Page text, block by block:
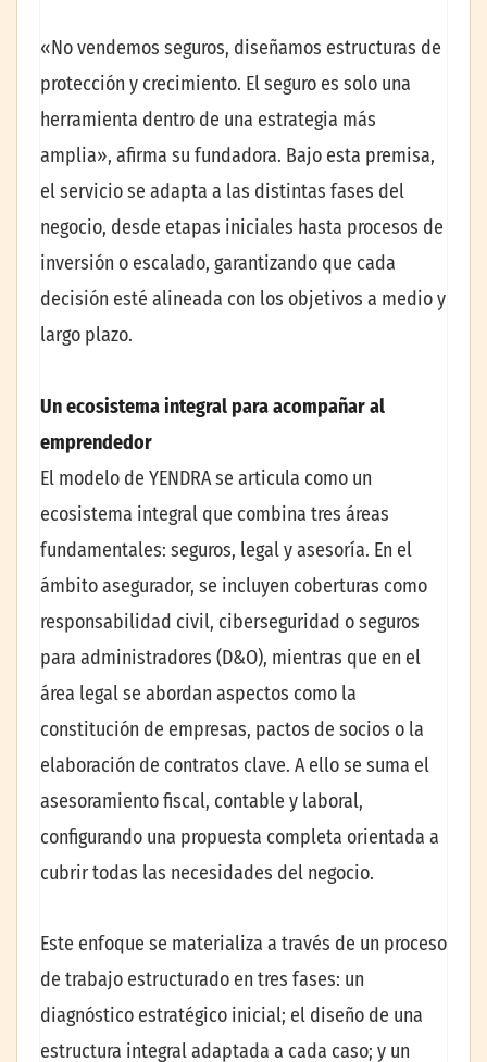
«No vendemos seguros, diseñamos estructuras de
protección y crecimiento. El seguro es solo una
herramienta dentro de una estrategia más
amplia», afirma su fundadora. Bajo esta premisa,
el servicio se adapta a las distintas fases del
negocio, desde etapas iniciales hasta procesos de
inversión o escalado, garantizando que cada
decisión esté alineada con los objetivos a medio y
largo plazo.
Un ecosistema integral para acompañar al
emprendedor
El modelo de YENDRA se articula como un
ecosistema integral que combina tres áreas
fundamentales: seguros, legal y asesoría. En el
ámbito asegurador, se incluyen coberturas como
responsabilidad civil, ciberseguridad o seguros
para administradores (D&O), mientras que en el
área legal se abordan aspectos como la
constitución de empresas, pactos de socios o la
elaboración de contratos clave. A ello se suma el
asesoramiento fiscal, contable y laboral,
configurando una propuesta completa orientada a
cubrir todas las necesidades del negocio.
Este enfoque se materializa a través de un proceso
de trabajo estructurado en tres fases: un
diagnóstico estratégico inicial; el diseño de una
estructura integral adaptada a cada caso; y un